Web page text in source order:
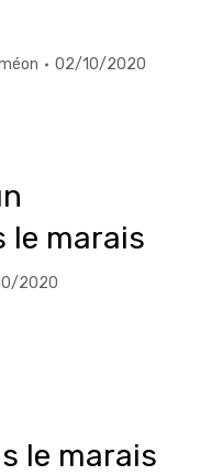
02/10/2020
le marais
2020
le marais